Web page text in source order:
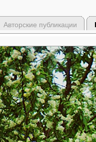
Авторские публикации